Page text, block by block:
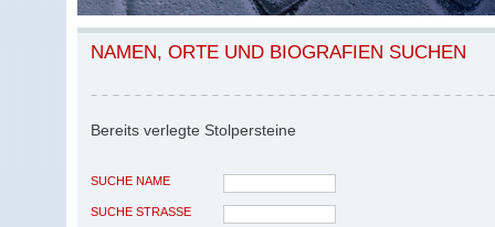
NAMEN, ORTE UND BIOGRAFIEN SUCHEN
Bereits verlegte Stolpersteine
SUCHE NAME
SUCHE STRASSE